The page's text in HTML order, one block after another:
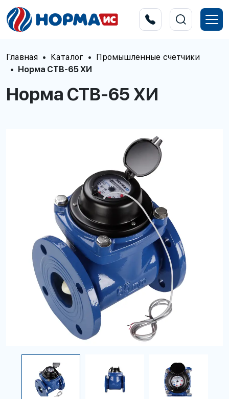
Главная Каталог
Промышленные счетчики
Норма СТВ-65 ХИ
Норма СТВ-65 ХИ